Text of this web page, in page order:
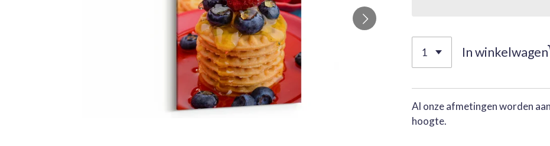
In winkelwagen
Al onze afmetingen worden
hoogte.